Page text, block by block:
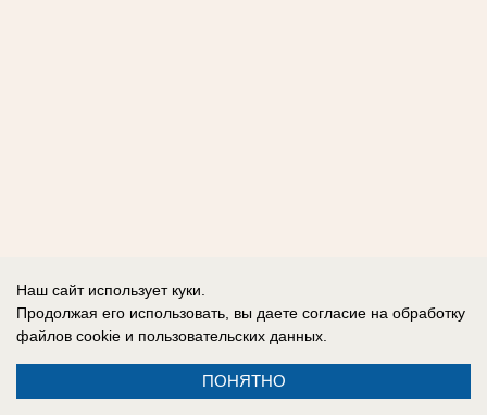
Наш сайт использует куки.
Продолжая его использовать, вы даете согласие на обработку
файлов cookie и пользовательских данных.
ПОНЯТНО